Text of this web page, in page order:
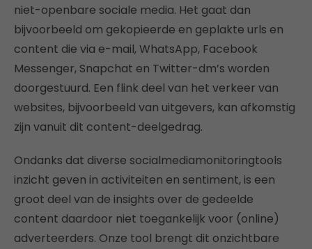
niet-openbare sociale media. Het gaat dan
bijvoorbeeld om gekopieerde en geplakte urls en
content die via e-mail, WhatsApp, Facebook
Messenger, Snapchat en Twitter-dm’s worden
doorgestuurd. Een flink deel van het verkeer van
websites, bijvoorbeeld van uitgevers, kan afkomstig
zijn vanuit dit content-deelgedrag.
Ondanks dat diverse socialmediamonitoringtools
inzicht geven in activiteiten en sentiment, is een
groot deel van de insights over de gedeelde
content daardoor niet toegankelijk voor (online)
adverteerders. Onze tool brengt dit onzichtbare